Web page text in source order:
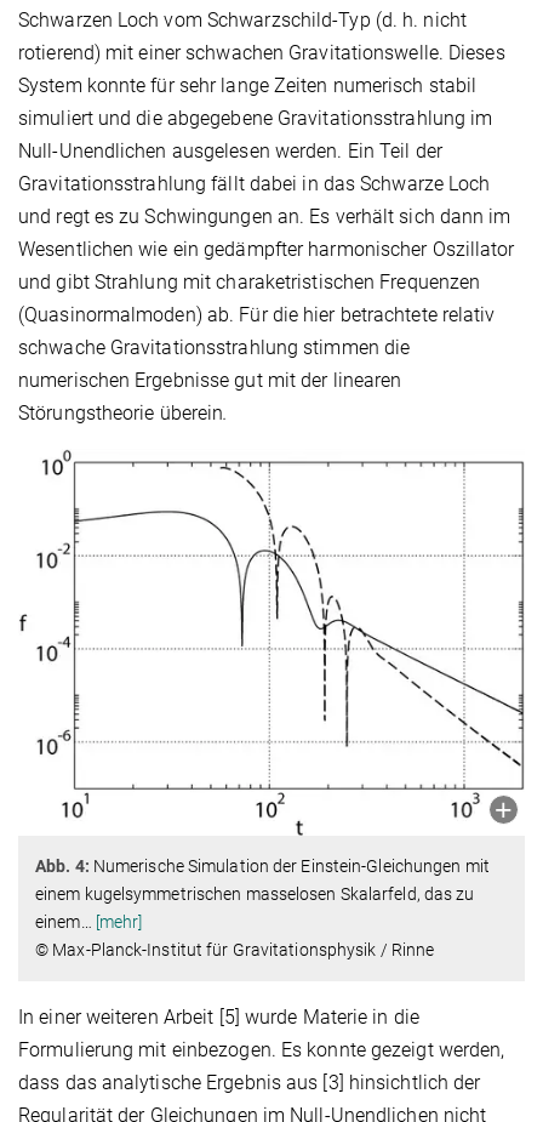
Schwarzen Loch vom Schwarzschild-Typ (d. h. nicht
rotierend) mit einer schwachen Gravitationswelle. Dieses
System konnte für sehr lange Zeiten numerisch stabil
simuliert und die abgegebene Gravitationsstrahlung im
Null-Unendlichen ausgelesen werden. Ein Teil der
Gravitationsstrahlung fällt dabei in das Schwarze Loch
und regt es zu Schwingungen an. Es verhält sich dann im
Wesentlichen wie ein gedämpfter harmonischer Oszillator
und gibt Strahlung mit charaketristischen Frequenzen
(Quasinormalmoden) ab. Für die hier betrachtete relativ
schwache Gravitationsstrahlung stimmen die
numerischen Ergebnisse gut mit der linearen
Störungstheorie überein.
Abb. 4: Numerische Simulation der Einstein-Gleichungen mit
einem kugelsymmetrischen masselosen Skalarfeld, das zu
einem
[mehr]
© Max-Planck-Institut für Gravitationsphysik / Rinne
In einer weiteren Arbeit [5] wurde Materie in die
Formulierung mit einbezogen. Es konnte gezeigt werden,
dass das analytische Ergebnis aus [3] hinsichtlich der
Regularität der Gleichungen im Null-Unendlichen nicht